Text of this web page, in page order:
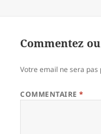
Commentez
Votre email ne sera pas
COMMENTAIRE*